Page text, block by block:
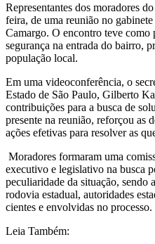
Representantes dos moradores
feira, de uma reunião no
Camargo. O encontro teve como
segurança na entrada do bairro,
população local.
Em uma videoconferência, o
Estado de São Paulo, Gilberto
contribuições para a busca de
presente na reunião, reforçou as
ações efetivas para resolver as
Moradores formaram uma
executivo e legislativo na busca
peculiaridade da situação, sendo
rodovia estadual, autoridades
cientes e envolvidas no processo.
Leia Também: